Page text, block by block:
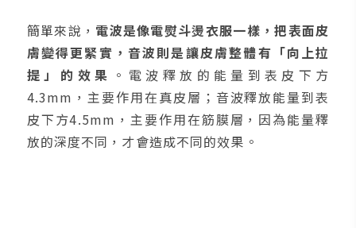
簡單來說， 電波是像電熨斗燙衣服一樣，把表面皮
膚變得更緊實，音波則是讓皮膚整體有「向上拉
提」的效果 。電波釋放的能量到表皮下方
4.3mm，主要作用在真皮層；音波釋放能量到表
皮下方4.5mm，主要作用在筋膜層，因為能量釋
放的深度不同，才會造成不同的效果。